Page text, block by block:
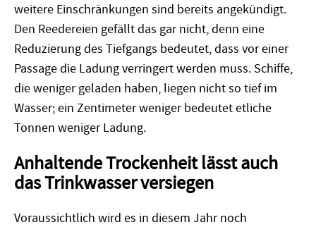
weitere Einschränkungen sind bereits angekündigt.
Den Reedereien gefällt das gar nicht, denn eine
Reduzierung des Tiefgangs bedeutet, dass vor einer
Passage die Ladung verringert werden muss. Schiffe,
die weniger geladen haben, liegen nicht so tief im
Wasser; ein Zentimeter weniger bedeutet etliche
Tonnen weniger Ladung.
Anhaltende Trockenheit lässt auch
das Trinkwasser versiegen
Voraussichtlich wird es in diesem Jahr noch